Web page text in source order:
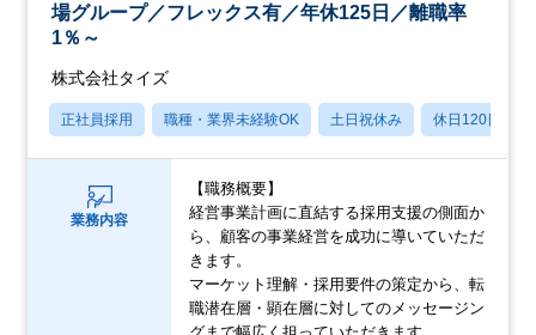
場グループ／フレックス有／年休125日／離職率
1％～
株式会社タイズ
正社員採用 職種・業界未経験OK 土日祝休み 休日120日以上
業務内容
【職務概要】
経営事業計画に直結する採用支援の側面か
ら、顧客の事業経営を成功に導いていただ
きます。
マーケット理解・採用要件の策定から、転
職潜在層・顕在層に対してのメッセージン